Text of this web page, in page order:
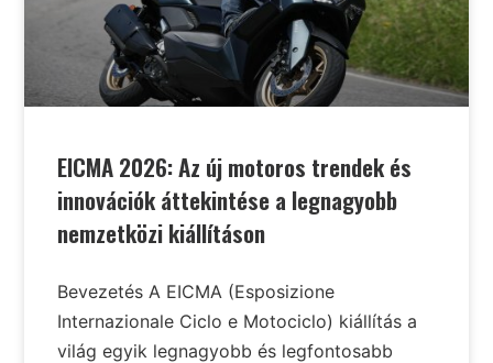
EICMA 2026: Az új motoros trendek és
innovációk áttekintése a legnagyobb
nemzetközi kiállításon
Bevezetés A EICMA (Esposizione
Internazionale Ciclo e Motociclo) kiállítás a
világ egyik legnagyobb és legfontosabb